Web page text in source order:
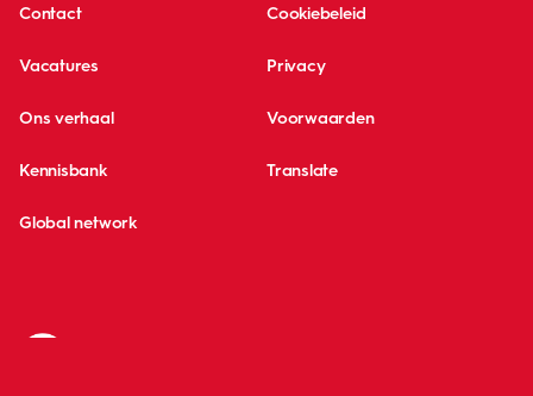
Contact Cookiebeleid
Vacatures Privacy
Ons verhaal Voorwaarden
Kennisbank Translate
Global network